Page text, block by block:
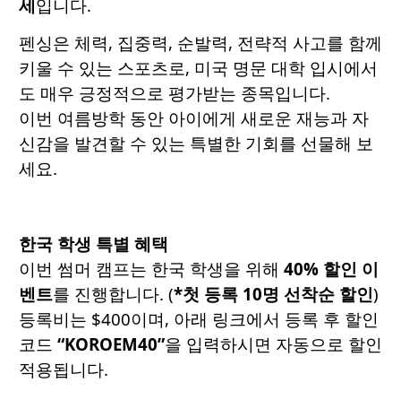
세입니다.
펜싱은 체력, 집중력, 순발력, 전략적 사고를 함께
키울 수 있는 스포츠로, 미국 명문 대학 입시에서
도 매우 긍정적으로 평가받는 종목입니다.
이번 여름방학 동안 아이에게 새로운 재능과 자
신감을 발견할 수 있는 특별한 기회를 선물해 보
세요.
한국 학생 특별 혜택
이번 썸머 캠프는 한국 학생을 위해 40% 할인 이
벤트를 진행합니다. (*첫 등록 10명 선착순 할인)
등록비는 $400이며, 아래 링크에서 등록 후 할인
코드 “KOROEM40”을 입력하시면 자동으로 할인
적용됩니다.